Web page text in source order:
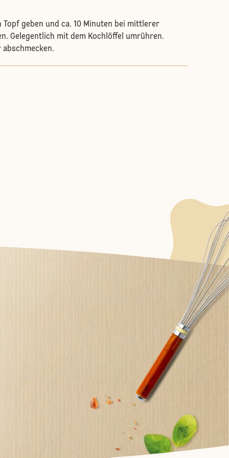
Topf geben und ca. 10 Minuten bei mittlerer
Gelegentlich mit dem Kochlöffel umrühren.
abschmecken.